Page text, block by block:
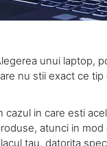
unui laptop,
nu stii exact ce
cazul in care esti
atunci in
tau, datorita